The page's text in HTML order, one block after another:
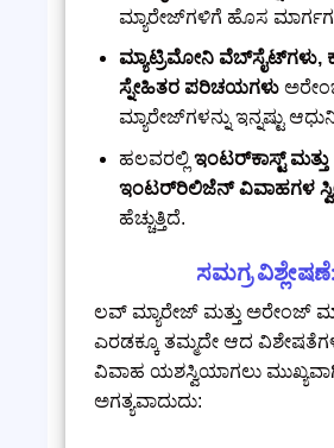
ಮ್ಯಾರೇಜ್‌ಗಳಿಗೆ ಹೊಸ
ಮ್ಯಾಟ್ರಿಮೋನಿ ವೆಬ್‌ಸೈಟ್‌ಗಳು,
ಸ್ನೇಹಿತರ ಪರಿಚಯಗಳು
ಮ್ಯಾರೇಜ್‌ಗಳನ್ನು ಇನ್ನಷ್ಟು
ಹಲವರಲ್ಲಿ ಇಂಟರ್‌ಕಾಸ್ಟ್ ಮತ್ತು
ಇಂಟರ್‌ರಿಲಿಜೆನ್ ವಿವಾಹಗಳ
ಹೆಚ್ಚುತ್ತಿದೆ.
ಸಮಗ್ರ ವಿಶ್ಲೇಷಣೆ:
ಲವ್ ಮ್ಯಾರೇಜ್ ಮತ್ತು ಅರೇಂಜ್
ಎರಡಕ್ಕೂ ತಮ್ಮದೇ ಆದ
ವಿವಾಹ ಯಶಸ್ವಿಯಾಗಲು
ಅಗತ್ಯವಾದುದು: